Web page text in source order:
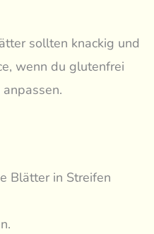
sollten knackig und
wenn du glutenfrei
Blätter in Streifen